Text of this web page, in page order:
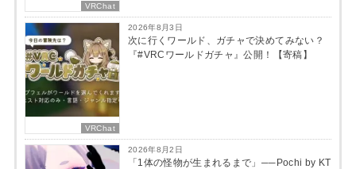
VRChat
VRChat
2026年8月3日
次に行くワールド、ガチャで決めてみない？
『#VRCワールドガチャ』公開！【寄稿】
2026年8月2日
「1体の怪物が生まれるまで」──Pochi by KT